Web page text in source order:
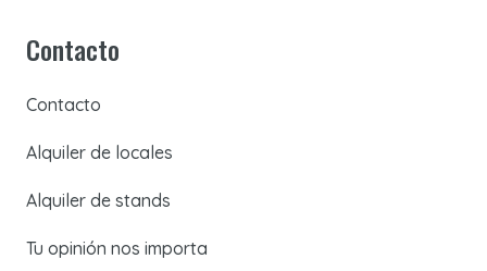
Contacto
Contacto
Alquiler de locales
Alquiler de stands
Tu opinión nos importa